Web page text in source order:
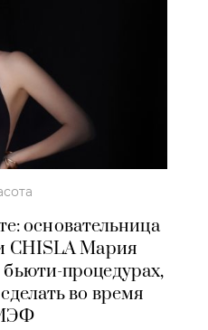
основательница
CHISLA Мария
процедурах,
во время